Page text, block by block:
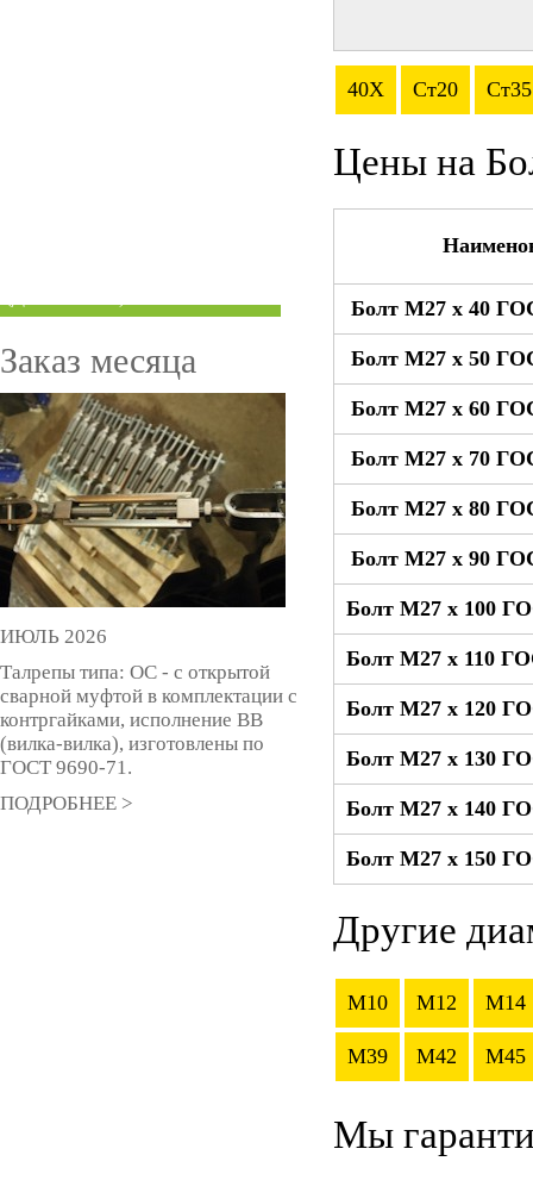
40Х Ст20 Ст35
Цены на
Болт М27 x 40
Болт М27 x 50
Болт М27 x 60
Болт М27 x 70
Болт М27 x 80
Болт М27 x 90
Болт М27 x 100
Болт М27 x 110
Болт М27 x 120
Болт М27 x 130
Болт М27 x 140
Болт М27 x 150
Другие
M10 M12 M14
M39 M42 M45
Мы
Заказ месяца
ИЮЛЬ 2026
Талрепы типа: ОС - с открытой
сварной муфтой в комплектации с
контргайками, исполнение ВВ
(вилка-вилка), изготовлены по
ГОСТ 9690-71.
ПОДРОБНЕЕ >